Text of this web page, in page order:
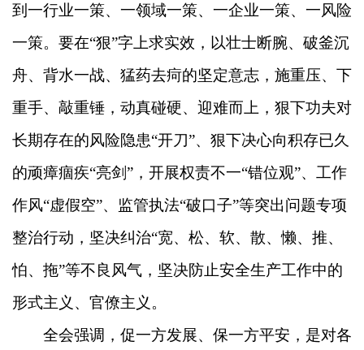
到一行业一策、一领域一策、一企业一策、一风险
一策。要在“狠”字上求实效，以壮士断腕、破釜沉
舟、背水一战、猛药去疴的坚定意志，施重压、下
重手、敲重锤，动真碰硬、迎难而上，狠下功夫对
长期存在的风险隐患“开刀”、狠下决心向积存已久
的顽瘴痼疾“亮剑”，开展权责不一“错位观”、工作
作风“虚假空”、监管执法“破口子”等突出问题专项
整治行动，坚决纠治“宽、松、软、散、懒、推、
怕、拖”等不良风气，坚决防止安全生产工作中的
形式主义、官僚主义。
全会强调，促一方发展、保一方平安，是对各